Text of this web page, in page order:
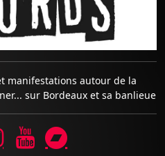
manifestations autour de la
sur Bordeaux et sa banlieue